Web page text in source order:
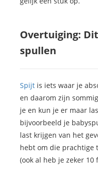
Overtuiging:
spullen
Spijt is iets waar je
en daarom zijn
je en kun je er maar
bijvoorbeeld je
last krijgen van het
hebt om die prachtige
(ook al heb je zeker